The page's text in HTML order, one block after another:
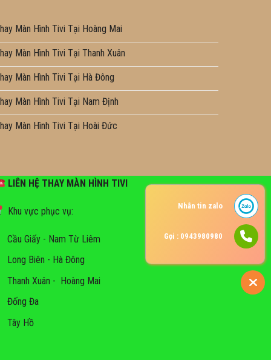
Màn Hình Tivi Tại Hoàng Mai
Màn Hình Tivi Tại Thanh Xuân
Màn Hình Tivi Tại Hà Đông
Màn Hình Tivi Tại Nam Định
Màn Hình Tivi Tại Hoài Đức
LIÊN HỆ THAY MÀN HÌNH TIVI
Khu vực phục vụ:
Cầu Giấy - Nam Từ Liêm
Long Biên - Hà Đông
Thanh Xuân - Hoàng Mai
Đống Đa
Tây Hồ
Nhắn tin zalo
Gọi : 0943980980